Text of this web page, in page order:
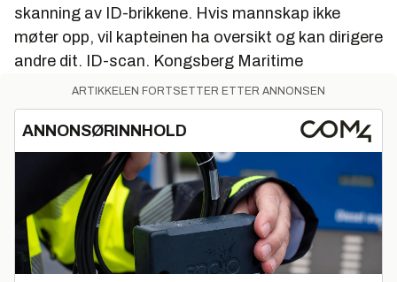
skanning av ID-brikkene. Hvis mannskap ikke
møter opp, vil kapteinen ha oversikt og kan dirigere
andre dit. ID-scan. Kongsberg Maritime
ARTIKKELEN FORTSETTER ETTER ANNONSEN
ANNONSØRINNHOLD